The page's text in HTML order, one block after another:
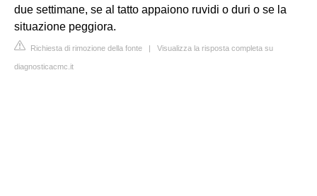
due settimane, se al tatto appaiono ruvidi o duri o se la
situazione peggiora.
Richiesta di rimozione della fonte | Visualizza la risposta completa su
diagnosticacmc.it